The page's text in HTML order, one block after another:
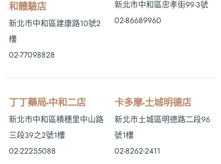
和體驗店
新北市中和區建康路10號2
樓
02-77098828
新北市中和區忠孝街99-3號
02-86689960
丁丁藥局-中和二店
新北市中和區積穗里中山路
三段39之2號1樓
02-22255088
卡多摩-土城明德店
新北市土城區明德路二段96
號1樓
02-8262-2411